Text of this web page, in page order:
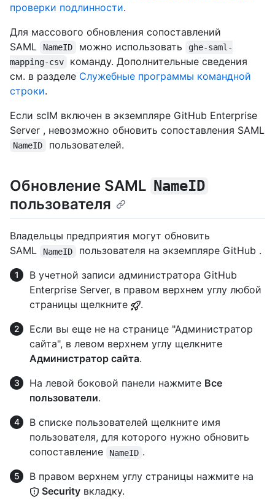
проверки подлинности.
Для массового обновления сопоставлений
SAML
NameID можно использовать
ghe-saml-
mapping-csv
команду. Дополнительные сведения
см. в разделе Служебные программы командной
строки.
Если scIM включен в экземпляре GitHub Enterprise
Server , невозможно обновить сопоставления SAML
NameID пользователей.
Обновление SAML NameID
пользователя
Владельцы предприятия могут обновить
SAML
NameID
пользователя на экземпляре GitHub .
В учетной записи администратора GitHub
Enterprise Server, в правом верхнем углу любой
страницы щелкните
.
Если вы еще не на странице "Администратор
сайта", в левом верхнем углу щелкните
Администратор сайта.
На левой боковой панели нажмите Все
пользователи.
В списке пользователей щелкните имя
пользователя, для которого нужно обновить
сопоставление
NameID .
В правом верхнем углу страницы нажмите на
Security вкладку.